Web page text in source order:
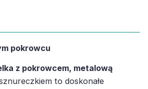
pokrowcu
z pokrowcem, metalową
to doskonałe